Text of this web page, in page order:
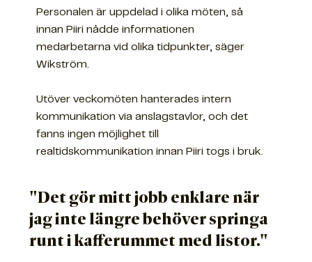
Personalen är uppdelad i olika möten, så
innan Piiri nådde informationen
medarbetarna vid olika tidpunkter, säger
Wikström.
Utöver veckomöten hanterades intern
kommunikation via anslagstavlor, och det
fanns ingen möjlighet till
realtidskommunikation innan Piiri togs i bruk.
"Det gör mitt jobb enklare när
jag inte längre behöver springa
runt i kafferummet med listor."